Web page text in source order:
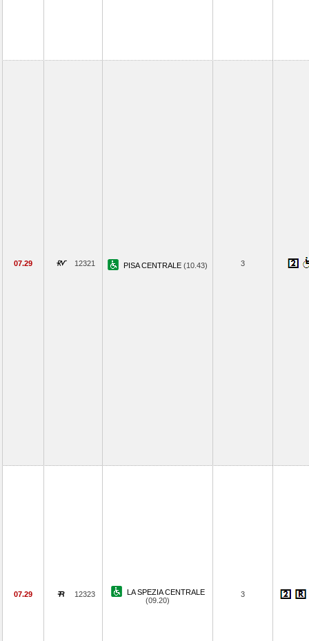
07.29 12321 PISA CENTRALE (10.43) 3
07.29 12323
LA SPEZIA CENTRALE
(09.20)
3